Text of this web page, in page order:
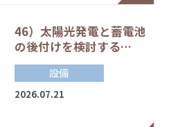
46）太陽光発電と蓄電池
の後付けを検討する…
設備
2026.07.21